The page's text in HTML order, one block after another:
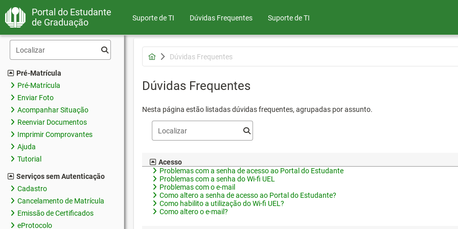
Portal do Estudante
de Graduação
Suporte de TI Dúvidas Frequentes Suporte de TI
Pré-Matrícula
Pré-Matrícula
Enviar Foto
Acompanhar Situação
Reenviar Documentos
Imprimir Comprovantes
Ajuda
Tutorial
Serviços sem Autenticação
Cadastro
Cancelamento de Matrícula
Emissão de Certificados
eProtocolo
Dúvidas Frequentes
Dúvidas Frequentes
Nesta página estão listadas dúvidas frequentes, agrupadas por assunto.
Acesso
Problemas com a senha de acesso ao Portal do Estudante
Problemas com a senha do Wi-fi UEL
Problemas com o e-mail
Como altero a senha de acesso ao Portal do Estudante?
Como habilito a utilização do Wi-fi UEL?
Como altero o e-mail?